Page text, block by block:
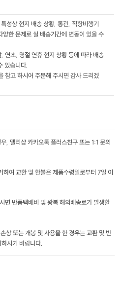
성상 현지 배송 상황, 통관, 직항비행기
양한 문제로 실 배송기간에 변동이 있을 수
연초, 명절 연휴 현지 상황 등에 따라 배송
있습니다.
참고 하시어 주문해 주시면 감사 드리겠
, 델리샵 카카오톡 플러스친구 또는 1:1 문의
여 교환 및 환불은 제품수령일로부터 7일 이
면 반품택배비 및 왕복 해외배송료가 발생할
상 또는 개봉 및 사용을 한 경우는 교환 및 반
시기 바랍니다.